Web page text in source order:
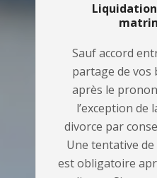
Sauf accord
partage de
après le
l’exception de
divorce par
Une tentative
est obligatoire